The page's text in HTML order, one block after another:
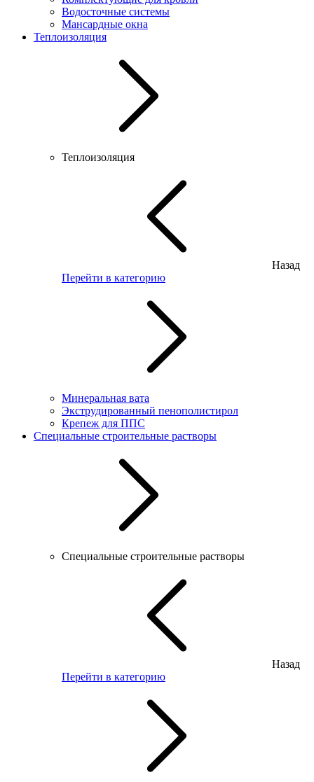
Водосточные системы
Мансардные окна
Теплоизоляция
Теплоизоляция
Назад
Перейти в категорию
Минеральная вата
Экструдированный пенополистирол
Крепеж для ППС
Специальные строительные растворы
Специальные строительные растворы
Назад
Перейти в категорию